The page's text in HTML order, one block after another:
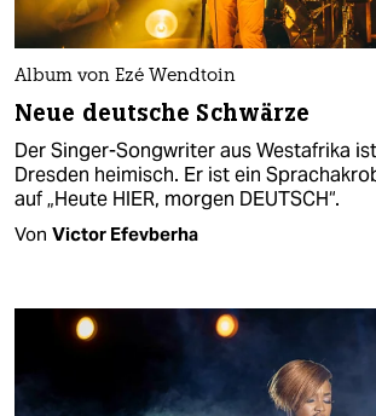
Album von Ezé Wendtoin
Neue deutsche Schwärze
Der Singer-Songwriter aus Westafrika
Dresden heimisch. Er ist ein
auf „Heute HIER, morgen DEUTSCH“.
Von Victor Efevberha